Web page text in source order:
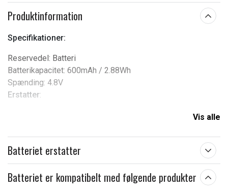
Produktinformation
Specifikationer:
Reservedel: Batteri
Batterikapacitet: 600mAh / 2.88Wh
Spænding: 4.8V
Erstatter:
2303692
IKUSI
Vis alle
Batteriet erstatter
Batteriet er kompatibelt med følgende produkter